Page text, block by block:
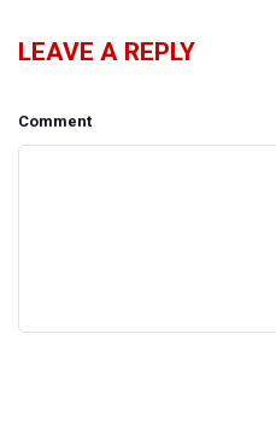
LEAVE A REPLY
Comment